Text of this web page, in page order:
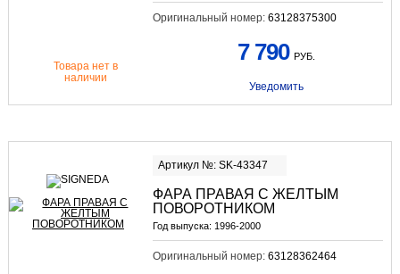
Оригинальный номер: 63128375300
Товара нет в
наличии
7 790 РУБ.
Уведомить
Артикул №: SK-43347
ФАРА ПРАВАЯ С ЖЕЛТЫМ
ПОВОРОТНИКОМ
Год выпуска: 1996-2000
Оригинальный номер: 63128362464